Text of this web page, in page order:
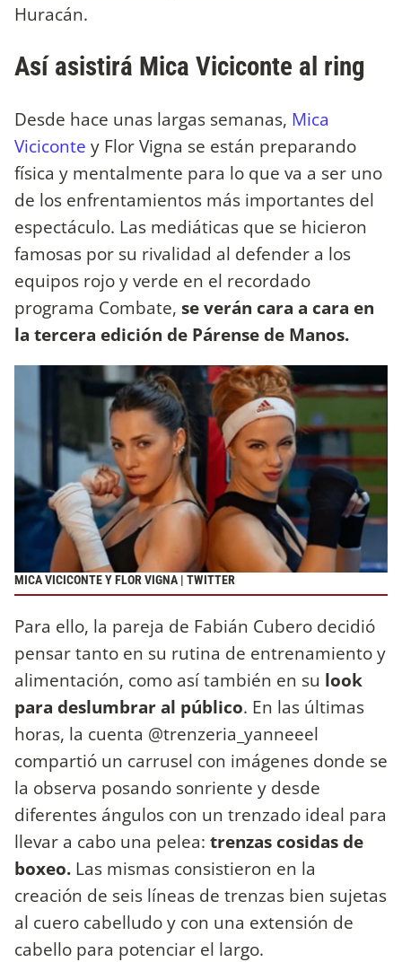
Huracán.
Así asistirá Mica Viciconte al ring
Desde hace unas largas semanas, Mica
Viciconte y Flor Vigna se están preparando
física y mentalmente para lo que va a ser uno
de los enfrentamientos más importantes del
espectáculo. Las mediáticas que se hicieron
famosas por su rivalidad al defender a los
equipos rojo y verde en el recordado
programa Combate, se verán cara a cara en
la tercera edición de Párense de Manos.
MICA VICICONTE Y FLOR VIGNA | TWITTER
Para ello, la pareja de Fabián Cubero decidió
pensar tanto en su rutina de entrenamiento y
alimentación, como así también en su look
para deslumbrar al público. En las últimas
horas, la cuenta @trenzeria_yanneeel
compartió un carrusel con imágenes donde se
la observa posando sonriente y desde
diferentes ángulos con un trenzado ideal para
llevar a cabo una pelea: trenzas cosidas de
boxeo. Las mismas consistieron en la
creación de seis líneas de trenzas bien sujetas
al cuero cabelludo y con una extensión de
cabello para potenciar el largo.